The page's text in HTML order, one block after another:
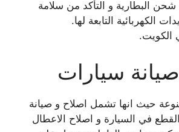
البطارية و التأكد من سلامة
الكهربائية التابعة لها.
سيارات
حيث انها تشمل اصلاح و صيانة
في السيارة و اصلاح الاعطال